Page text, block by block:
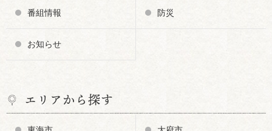
番組情報 防災
お知らせ
エリアから探す